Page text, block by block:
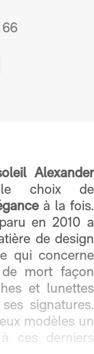
Alexander
choix de
à la fois.
en 2010 a
de design
qui concerne
mort façon
et lunettes
signatures.
modèles un
ces derniers